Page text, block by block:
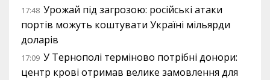
17:48 Урожай під загрозою: російські атаки
портів можуть коштувати Україні мільярди
доларів
17:09 У Тернополі терміново потрібні донори:
центр крові отримав велике замовлення для